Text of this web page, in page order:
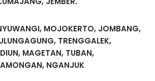
MOJOKERTO, JOMBANG,
TRENGGALEK,
MAGETAN, TUBAN,
NGANJUK